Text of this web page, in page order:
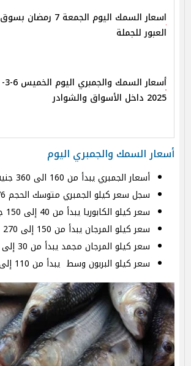
اسعار السمك اليوم الجمعة 7 رمضان بسوق
العبور للجملة
أسعار السمك والجمبري اليوم الخميس 6-3-
2025 داخل الأسواق والشوادر
أسعار السمك والجمبري اليوم
أسعار الجمبري يبدأ من 160 الى 360 جنيه.
سجل سعر كيلو الجمبري متوسك الحجم 276 جنيه.
سعر كيلو الكابوريا يبدأ من 40 إلى 150 جنيه.
سعر كيلو المرجان يبدأ من 150 إلى 270 جنيه.
سعر كيلو المرجان مجمد يبدأ من 30 إلى 60 جنيه.
سعر كيلو البربون وسط يبدأ من 110 إلى 170 جنيه.